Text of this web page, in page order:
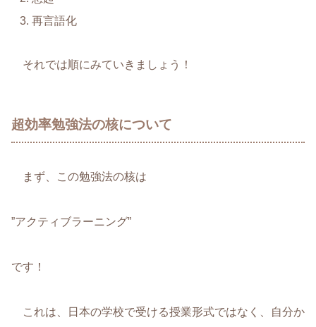
再言語化
それでは順にみていきましょう！
超効率勉強法の核について
まず、この勉強法の核は
”アクティブラーニング”
です！
これは、日本の学校で受ける授業形式ではなく、自分か